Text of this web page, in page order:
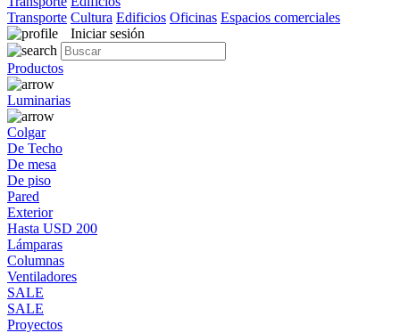
Transporte Cultura Edificios Oficinas Espacios comerciales
Iniciar sesión
Productos
Luminarias
Colgar
De Techo
De mesa
De piso
Pared
Exterior
Hasta USD 200
Lámparas
Columnas
Ventiladores
SALE
SALE
Proyectos